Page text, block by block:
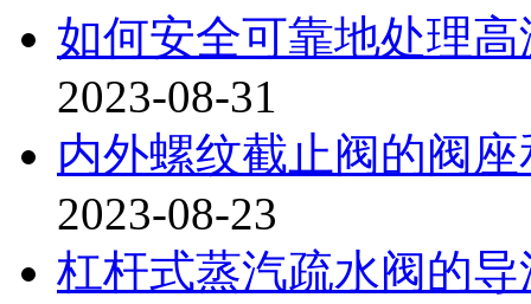
如何安全可靠地处理
2023-08-31
内外螺纹截止阀的阀
2023-08-23
杠杆式蒸汽疏水阀的